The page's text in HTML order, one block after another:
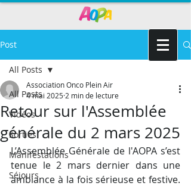
Post
All Posts
Vidéos
Sorties
Manifestations
Séjours
All Posts
Retour sur l'Assemblée
générale du 2 mars 2025
Association Onco Plein Air
4 mai 2025 2 min de lecture
L’Assemblée Générale de l'AOPA s’est
tenue le 2 mars dernier dans une
ambiance à la fois sérieuse et festive.